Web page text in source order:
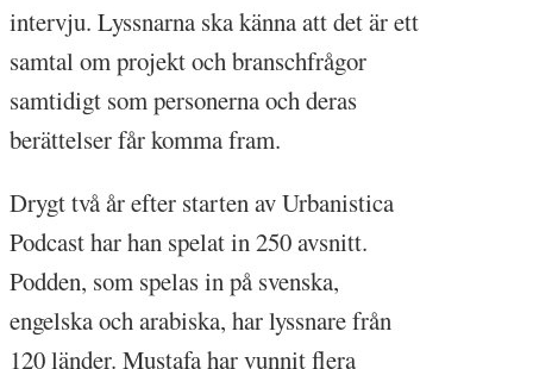
intervju. Lyssnarna ska känna att det är ett
samtal om projekt och branschfrågor
samtidigt som personerna och deras
berättelser får komma fram.
Drygt två år efter starten av Urbanistica
Podcast har han spelat in 250 avsnitt.
Podden, som spelas in på svenska,
engelska och arabiska, har lyssnare från
120 länder. Mustafa har vunnit flera